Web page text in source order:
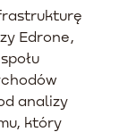
Edrone,
analizy
który